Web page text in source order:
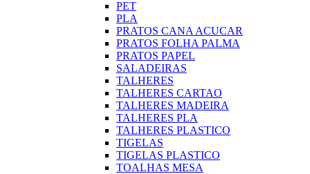
PET
PLA
PRATOS CANA ACUCAR
PRATOS FOLHA PALMA
PRATOS PAPEL
SALADEIRAS
TALHERES
TALHERES CARTAO
TALHERES MADEIRA
TALHERES PLA
TALHERES PLASTICO
TIGELAS
TIGELAS PLASTICO
TOALHAS MESA